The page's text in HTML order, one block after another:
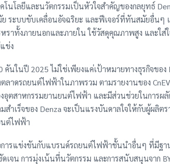
นโลยีและนวัตกรรมเป็นหัวใจสำคัญของกลยุทธ์
ระบบขับเคลื่อนอัจฉริยะ และฟีเจอร์ที่ทันสมัยอื่นๆ
ราทั้งภายนอกและภายใน ใช้วัสดุคุณภาพสูง และใส่
ข่ง
คันในปี 2025 ไม่ใช่เพียงแค่เป้าหมายทางธุรกิจขอ
ลาดรถยนต์ไฟฟ้าในภาพรวม ตามรายงานของ
ตสาหกรรมยานยนต์ไฟฟ้า และมีส่วนช่วยในการผลั
สำเร็จของ Denza จะเป็นแรงบันดาลใจให้กับผู้ผลิ
นต์ไฟฟ้า
การแข่งขันกับแบรนด์รถยนต์ไฟฟ้าชั้นนำอื่นๆ ที่มีฐ
เจน การมุ่งเน้นที่นวัตกรรม และการสนับสนุนจาก